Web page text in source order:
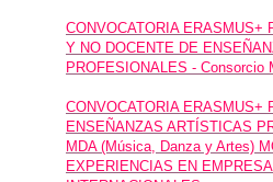
CONVOCATORIA ERASMUS+
Y NO DOCENTE DE
PROFESIONALES - Consorcio
CONVOCATORIA ERASMUS+
ENSEÑANZAS ARTÍSTICAS
MDA (Música, Danza y Artes)
EXPERIENCIAS EN